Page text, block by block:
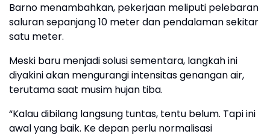
Barno menambahkan, pekerjaan meliputi pelebaran
saluran sepanjang 10 meter dan pendalaman sekitar
satu meter.
Meski baru menjadi solusi sementara, langkah ini
diyakini akan mengurangi intensitas genangan air,
terutama saat musim hujan tiba.
“Kalau dibilang langsung tuntas, tentu belum. Tapi ini
awal yang baik. Ke depan perlu normalisasi